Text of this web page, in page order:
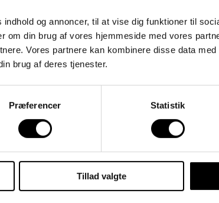
og annoncer, til at vise dig funktioner til
om din brug af vores hjemmeside med vores
Vores partnere kan kombinere disse data
brug af deres tjenester.
Præferencer Statistik
Tillad valgte
Fareeha Masud
AVU-lærer, matematik, engelsk
og uddannelsesvejleder
Signe Bøgelund